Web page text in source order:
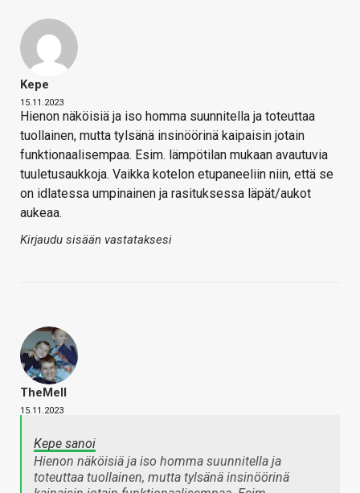
Kepe
15.11.2023
Hienon näköisiä ja iso homma suunnitella ja toteuttaa
tuollainen, mutta tylsänä insinöörinä kaipaisin jotain
funktionaalisempaa. Esim. lämpötilan mukaan avautuvia
tuuletusaukkoja. Vaikka kotelon etupaneeliin niin, että se
on idlatessa umpinainen ja rasituksessa läpät/aukot
aukeaa.
Kirjaudu sisään vastataksesi
TheMeII
15.11.2023
Kepe sanoi
Hienon näköisiä ja iso homma suunnitella ja
toteuttaa tuollainen, mutta tylsänä insinöörinä